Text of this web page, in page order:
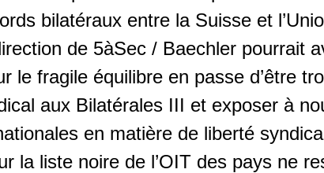
bilatéraux entre la Suisse et
de 5àSec / Baechler pourrait
le fragile équilibre en passe d’être
aux Bilatérales III et exposer à
en matière de liberté
la liste noire de l’OIT des pays ne